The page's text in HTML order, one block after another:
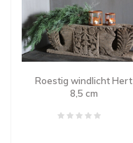
Roestig windlicht Hert
8,5 cm